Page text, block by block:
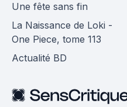
Une fête sans fin
La Naissance de Loki -
One Piece, tome 113
Actualité BD